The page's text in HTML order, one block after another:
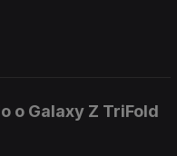
o Galaxy Z TriFold